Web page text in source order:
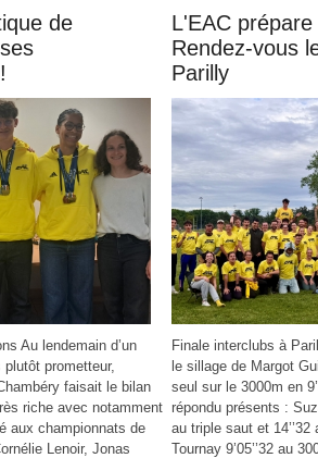
de
Au lendemain d’un
plutôt prometteur,
faisait le bilan
riche avec notamment
aux championnats de
Lenoir, Jonas
L'EAC
Rendez-vous
Parilly
Finale interclubs à
le sillage de Margot
seul sur le 3000m en
répondu présents :
au triple saut et
Tournay 9’05’’32 au